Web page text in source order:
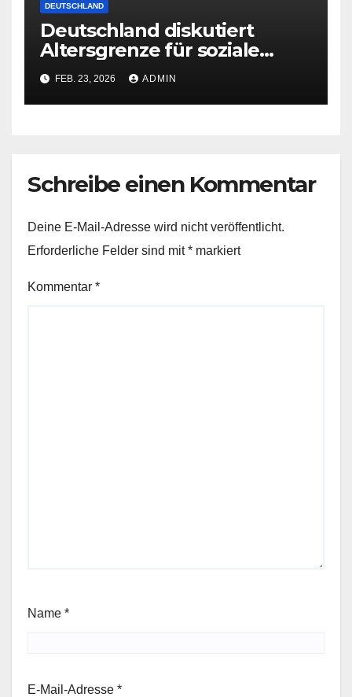
DEUTSCHLAND
Deutschland diskutiert
Altersgrenze für soziale
Netzwerke
FEB. 23, 2026 ADMIN
Schreibe einen Kommentar
Deine E-Mail-Adresse wird nicht veröffentlicht.
Erforderliche Felder sind mit* markiert
Kommentar *
Name *
E-Mail-Adresse *